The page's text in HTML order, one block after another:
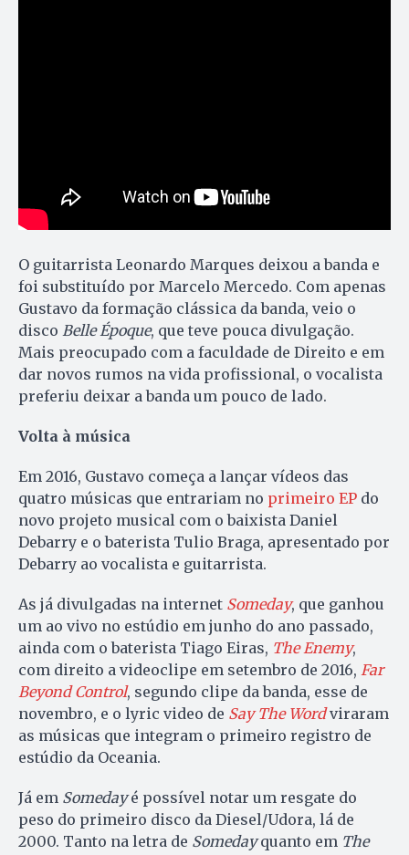
O guitarrista Leonardo Marques deixou a banda e
foi substituído por Marcelo Mercedo. Com apenas
Gustavo da formação clássica da banda, veio o
disco Belle Époque, que teve pouca divulgação.
Mais preocupado com a faculdade de Direito e em
dar novos rumos na vida profissional, o vocalista
preferiu deixar a banda um pouco de lado.
Volta à música
Em 2016, Gustavo começa a lançar vídeos das
quatro músicas que entrariam no primeiro EP do
novo projeto musical com o baixista Daniel
Debarry e o baterista Tulio Braga, apresentado por
Debarry ao vocalista e guitarrista.
As já divulgadas na internet Someday, que ganhou
um ao vivo no estúdio em junho do ano passado,
ainda com o baterista Tiago Eiras, The Enemy,
com direito a videoclipe em setembro de 2016, Far
Beyond Control, segundo clipe da banda, esse de
novembro, e o lyric video de Say The Word viraram
as músicas que integram o primeiro registro de
estúdio da Oceania.
Já em Somedayé possível notar um resgate do
peso do primeiro disco da Diesel/Udora, lá de
2000. Tanto na letra de Somedayquanto em The